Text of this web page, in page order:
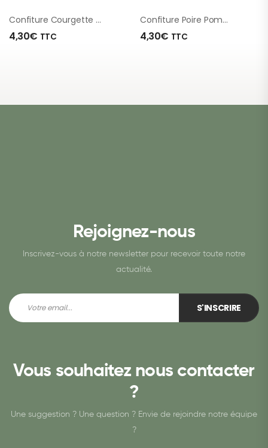
Confiture Courgette Menthe Citron BIO 160g
4,30€ TTC
Confiture Poire Pomme Extrait De Vanille 160g
4,30€ TTC
Rejoignez-nous
Inscrivez-vous à notre newsletter pour recevoir toute notre
actualité.
S'INSCRIRE
Vous souhaitez nous contacter
?
Une suggestion ? Une question ? Envie de rejoindre notre équipe
?